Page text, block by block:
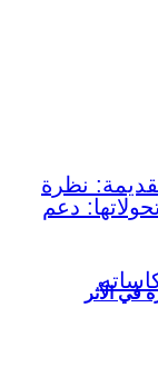
في الأثر